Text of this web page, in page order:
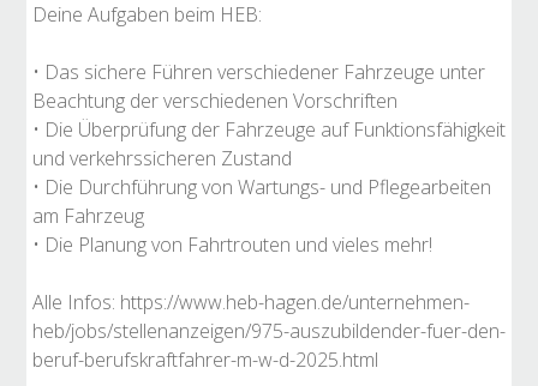
Deine Aufgaben beim HEB:
• Das sichere Führen verschiedener Fahrzeuge unter
Beachtung der verschiedenen Vorschriften
• Die Überprüfung der Fahrzeuge auf Funktionsfähigkeit
und verkehrssicheren Zustand
• Die Durchführung von Wartungs- und Pflegearbeiten
am Fahrzeug
• Die Planung von Fahrtrouten und vieles mehr!
Alle Infos: https://www.heb-hagen.de/unternehmen-
heb/jobs/stellenanzeigen/975-auszubildender-fuer-den-
beruf-berufskraftfahrer-m-w-d-2025.html